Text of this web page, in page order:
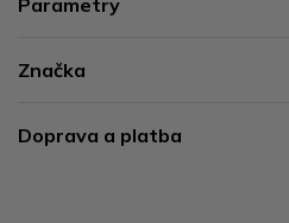
Značka
Doprava a platba